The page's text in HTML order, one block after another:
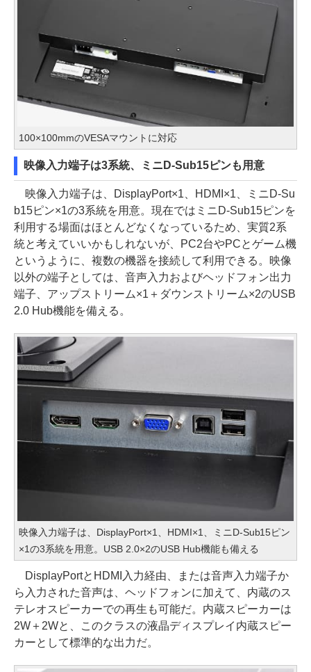
100×100mmのVESAマウントに対応
映像入力端子は3系統、ミニD-Sub15ピンも用意
映像入力端子は、DisplayPort×1、HDMI×1、ミニD-Su
b15ピン×1の3系統を用意。現在ではミニD-Sub15ピンを
利用する場面はほとんどなくなっているため、実質2系
統と考えていいかもしれないが、PC2台やPCとゲーム機
というように、複数の機器を接続して利用できる。映像
以外の端子としては、音声入力およびヘッドフォン出力
端子、アップストリーム×1＋ダウンストリーム×2のUSB
2.0 Hub機能を備える。
映像入力端子は、DisplayPort×1、HDMI×1、ミニD-Sub15ピン
×1の3系統を用意。USB 2.0×2のUSB Hub機能も備える
DisplayPortとHDMI入力経由、または音声入力端子か
ら入力された音声は、ヘッドフォンに加えて、内蔵のス
テレオスピーカーでの再生も可能だ。内蔵スピーカーは
2W＋2Wと、このクラスの液晶ディスプレイ内蔵スピー
カーとして標準的な出力だ。